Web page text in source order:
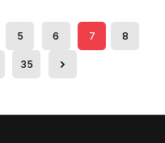
5 6 7 8
35